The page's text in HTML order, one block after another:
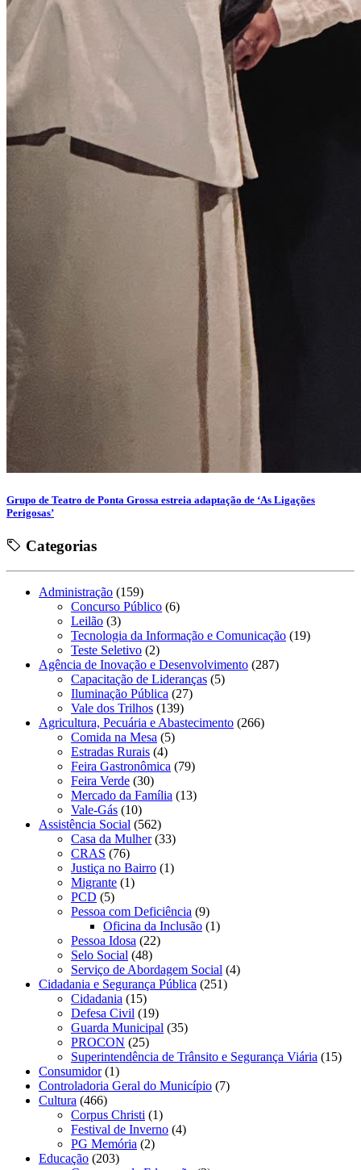
Grupo de Teatro de Ponta Grossa estreia adaptação de ‘As Ligações
Perigosas’
Categorias
Administração (159)
Concurso Público (6)
Leilão (3)
Tecnologia da Informação e Comunicação (19)
Teste Seletivo (2)
Agência de Inovação e Desenvolvimento (287)
Capacitação de Lideranças (5)
Iluminação Pública (27)
Vale dos Trilhos (139)
Agricultura, Pecuária e Abastecimento (266)
Comida na Mesa (5)
Estradas Rurais (4)
Feira Gastronômica (79)
Feira Verde (30)
Mercado da Família (13)
Vale-Gás (10)
Assistência Social (562)
Casa da Mulher(33)
CRAS (76)
Justiça no Bairro (1)
Migrante (1)
PCD (5)
Pessoa com Deficiência (9)
Oficina da Inclusão (1)
Pessoa Idosa (22)
Selo Social (48)
Serviço de Abordagem Social (4)
Cidadania e Segurança Pública (251)
Cidadania (15)
Defesa Civil (19)
Guarda Municipal (35)
PROCON (25)
Superintendência de Trânsito e Segurança Viária (15)
Consumidor(1)
Controladoria Geral do Município (7)
Cultura (466)
Corpus Christi (1)
Festival de Inverno (4)
PG Memória (2)
Educação (203)